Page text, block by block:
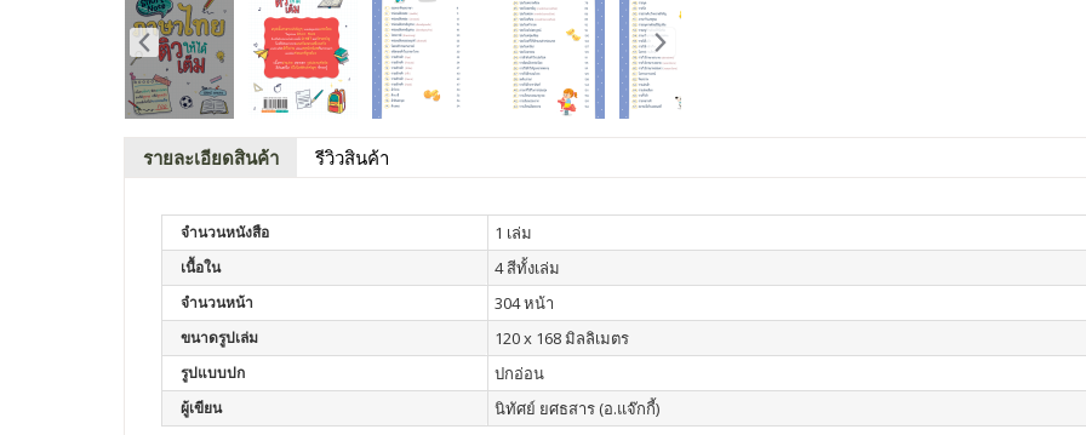
รายละเอียดสินค้า รีวิวสินค้า
จำนวนหนังสือ 1 เล่ม
เนื้อใน 4 สีทั้งเล่ม
จำนวนหน้า 304 หน้า
ขนาดรูปเล่ม 120 x 168 มิลลิเมตร
รูปแบบปก ปกอ่อน
ผู้เขียน นิทัศย์ ยศธสาร (อ.แจ๊กกี้)